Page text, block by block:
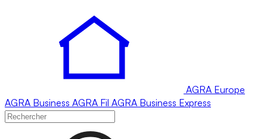
AGRA Europe
AGRA Business AGRA Fil AGRA Business Express